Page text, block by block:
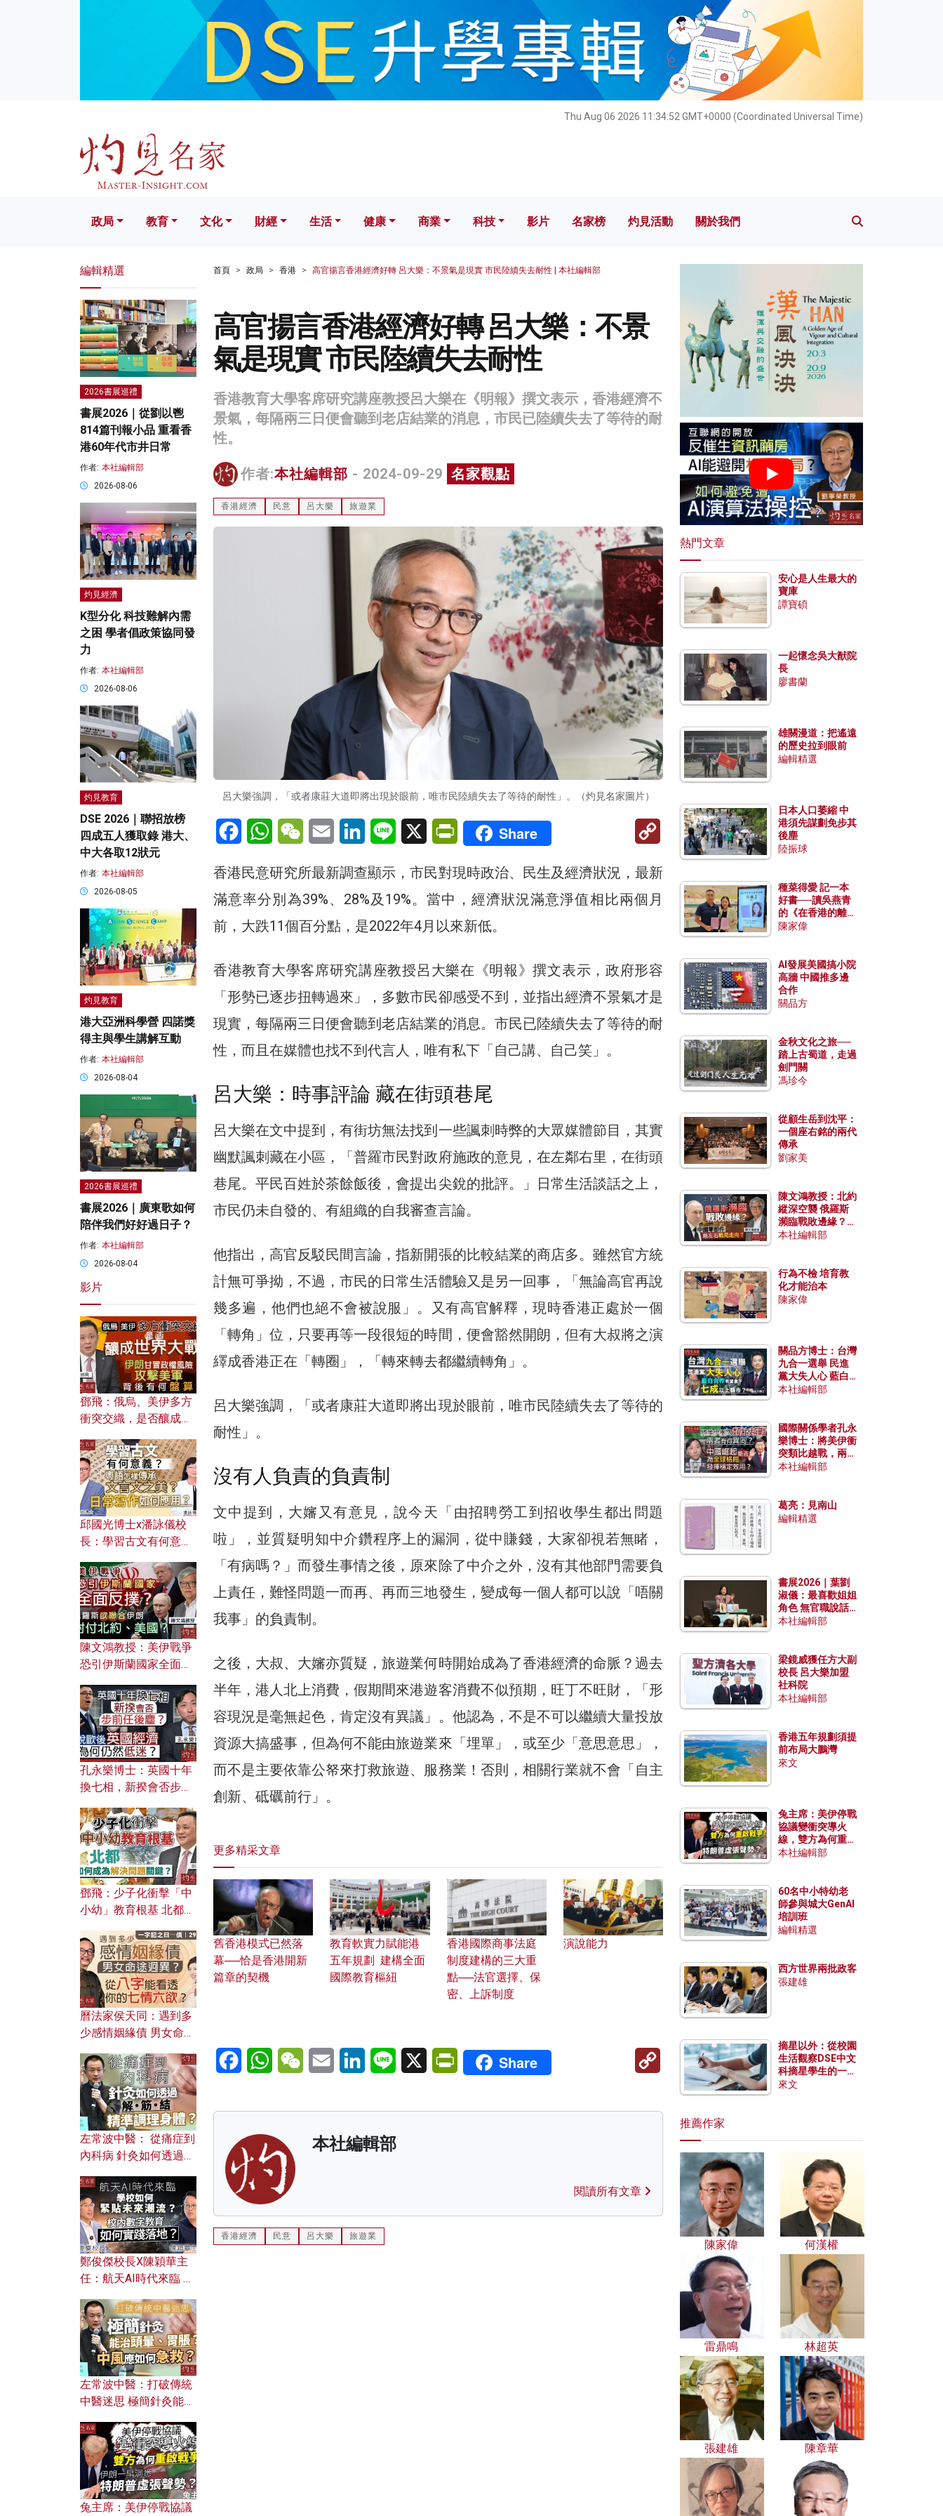
Thu Aug 06 2026 11:34:53 GMT+0000 (Coordinated Universal Time)
文化 財經 生活 健康 科技 影片 名家榜 灼見活動 關於我們
政局 教育 文化 財經 生活 健康 商業 科技 影片 名家榜 灼見活動 關於我們
首頁 政局 香港 高官揚言香港經濟好轉 呂大樂：不景氣是現實 市民陸續失去耐性 | 本社編輯部
高官揚言香港經濟好轉 呂大樂：不景
氣是現實 市民陸續失去耐性
香港教育大學客席研究講座教授呂大樂在《明報》撰文表示，香港經濟不
景氣，每隔兩三日便會聽到老店結業的消息，市民已陸續失去了等待的耐
性。
作者:本社編輯部 - 2024-09-29 名家觀點
香港經濟 民意 呂大樂 旅遊業
呂大樂強調，「或者康莊大道即將出現於眼前，唯市民陸續失去了等待的耐性」。（灼見名家圖片）
FacebookWhatsAppWeChatEmail LinkedInLine X PrintFriendly
Share
Copy
香港民意研究所最新調查顯示，市民對現時政治、民生及經濟狀況，最新
滿意率分別為39%、28%及19%。當中，經濟狀況滿意淨值相比兩個月
前，大跌11個百分點，是2022年4月以來新低。
香港教育大學客席研究講座教授呂大樂在《明報》撰文表示，政府形容
「形勢已逐步扭轉過來」，多數市民卻感受不到，並指出經濟不景氣才是
現實，每隔兩三日便會聽到老店結業的消息。市民已陸續失去了等待的耐
性，而且在媒體也找不到代言人，唯有私下「自己講、自己笑」。
呂大樂：時事評論 藏在街頭巷尾
呂大樂在文中提到，有街坊無法找到一些諷刺時弊的大眾媒體節目，其實
幽默諷刺藏在小區，「普羅市民對政府施政的意見，在左鄰右里，在街頭
巷尾。平民百姓於茶餘飯後，會提出尖銳的批評。」日常生活談話之上，
市民仍未自發的、有組織的自我審查言論。
他指出，高官反駁民間言論，指新開張的比較結業的商店多。雖然官方統
計無可爭拗，不過，市民的日常生活體驗又是另一回事，「無論高官再說
幾多遍，他們也絕不會被說服」。又有高官解釋，現時香港正處於一個
「轉角」位，只要再等一段很短的時間，便會豁然開朗，但有大叔將之演
繹成香港正在「轉圈」，「轉來轉去都繼續轉角」。
呂大樂強調，「或者康莊大道即將出現於眼前，唯市民陸續失去了等待的
耐性」。
沒有人負責的負責制
文中提到，大嬸又有意見，說今天「由招聘勞工到招收學生都出問題
啦」，並質疑明知中介鑽程序上的漏洞，從中賺錢，大家卻視若無睹，
「有病嗎？」而發生事情之後，原來除了中介之外，沒有其他部門需要負
上責任，難怪問題一而再、再而三地發生，變成每一個人都可以說「唔關
我事」的負責制。
之後，大叔、大嬸亦質疑，旅遊業何時開始成為了香港經濟的命脈？過去
半年，港人北上消費，假期間來港遊客消費不似預期，旺丁不旺財，「形
容現況是毫無起色，肯定沒有異議」。他認為，不是不可以繼續大量投放
資源大搞盛事，但為何不能由旅遊業來「埋單」，或至少「意思意思」，
而不是主要依靠公帑來打救旅遊、服務業！否則，相關行業就不會「自主
創新、砥礪前行」。
更多精采文章
舊香港模式已然落
幕──恰是香港開新
篇章的契機
教育軟實力賦能港
五年規劃 建構全面
國際教育樞紐
香港國際商事法庭
制度建構的三大重
點──法官選擇、保
密、上訴制度
演說能力
FacebookWhatsAppWeChatEmail LinkedInLine X PrintFriendly
Share
Copy
本社編輯部
閱讀所有文章
香港經濟 民意 呂大樂 旅遊業
編輯精選
2026書展巡禮
書展2026｜從劉以鬯
814篇刊報小品 重看香
港60年代市井日常
作者: 本社編輯部
2026-08-06
灼見經濟
K型分化 科技難解內需
之困 學者倡政策協同發
力
作者: 本社編輯部
2026-08-06
灼見教育
DSE 2026｜聯招放榜
四成五人獲取錄 港大、
中大各取12狀元
作者: 本社編輯部
2026-08-05
灼見教育
港大亞洲科學營 四諾獎
得主與學生講解互動
作者: 本社編輯部
2026-08-04
2026書展巡禮
書展2026｜廣東歌如何
陪伴我們好好過日子？
作者: 本社編輯部
2026-08-04
影片
鄧飛：俄烏、美伊多方
衝突交織，是否釀成世
風險攻擊美軍，背後有
何盤算？
邱國光博士x潘詠儀校
長：學習古文有何意
文之美？ 日常寫作如何
應用？
陳文鴻教授：美伊戰爭
恐引伊斯蘭國家全面反
對付北約美國？
孔永樂博士：英國十年
換七相，新揆會否步前
濟為何仍然低迷？
鄧飛：少子化衝擊「中
小幼」教育根基 北都如
曆法家侯天同：遇到多
少感情姻緣債 男女命途
的七情六欲？
左常波中醫： 從痛症到
內科病 針灸如何透過解
鄭俊傑校長X陳穎華主
任：航天AI時代來臨 學
校內數字教育如何實踐
落地？
左常波中醫：打破傳統
中醫迷思 極簡針灸能治
何急救？
兔主席：美伊停戰協議
熱門文章
安心是人生最大的
寶庫
譚寶碩
一起懷念吳大猷院
長
廖書蘭
雄關漫道：把遙遠
的歷史拉到眼前
編輯精選
日本人口萎縮 中
港須先謀劃免步其
後塵
陸振球
種菜得愛 記一本
好書──讀吳燕青
的《在香港的離島
種菜》
陳家偉
AI發展美國搞小院
高牆 中國推多邊
合作
關品方
金秋文化之旅──
踏上古蜀道，走過
劍門關
馮珍今
從顧生岳到沈平：
一個座右銘的兩代
傳承
劉家美
陳文鴻教授：北約
縱深空襲 俄羅斯
瀕臨戰敗邊緣？中
國零部件能左右戰
本社編輯部
行為不檢 培育教
化才能治本
陳家偉
關品方博士：台灣
九合一選舉 民進
黨大失人心 藍白
合作有望拿下七成
本社編輯部
國際關係學者孔永
樂博士：將美伊衝
突類比越戰，兩者
有何異同？中國崛
本社編輯部
葛亮：見南山
編輯精選
書展2026｜葉劉
淑儀：最喜歡姐姐
角色 無官職說話
包袱少
本社編輯部
梁鏡威獲任方大副
校長 呂大樂加盟
社科院
本社編輯部
香港五年規劃須提
前布局大鵬灣
來文
兔主席：美伊停戰
協議變衝突導火
線，雙方為何重啟
戰爭？伊朗一早洞
本社編輯部
60名中小特幼老
師參與城大GenAI
培訓班
編輯精選
西方世界兩批政客
張建雄
摘星以外：從校園
生活觀察DSE中文
科摘星學生的一點
特質
來文
推薦作家
陳家偉 何漢權
雷鼎鳴 林超英
張建雄 陳章華